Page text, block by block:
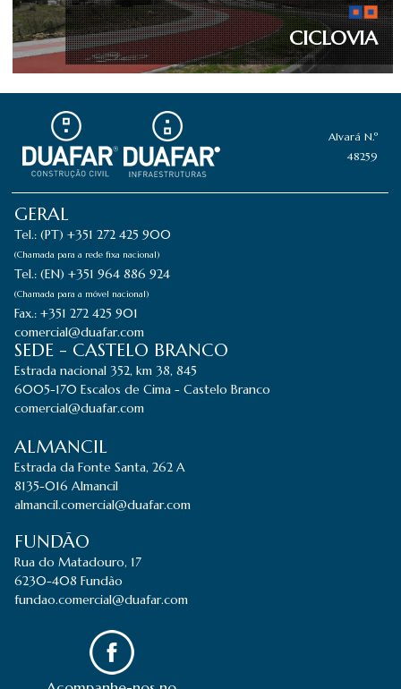
CICLOVIA
Alvará N.º
48259
GERAL
Tel.: (PT) +351 272 425 900
(Chamada para a rede fixa nacional)
Tel.: (EN) +351 964 886 924
(Chamada para a móvel nacional)
Fax.: +351 272 425 901
comercial@duafar.com
SEDE - CASTELO BRANCO
Estrada nacional 352, km 38, 845
6005-170 Escalos de Cima - Castelo Branco
comercial@duafar.com
ALMANCIL
Estrada da Fonte Santa, 262 A
8135-016 Almancil
almancil.comercial@duafar.com
FUNDÃO
Rua do Matadouro, 17
6230-408 Fundão
fundao.comercial@duafar.com